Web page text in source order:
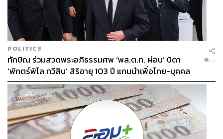
POLITICS
ทักษิณ ร่วมสวดพระอภิธรรมศพ ‘พล.ต.ท. ผ่อน’ บิดา
‘พักตร์พิไล ทวีสิน’ สิริอายุ 103 ปี แกนนำเพื่อไทย-บุคคล
หลากวงการร่วมอาลัย
...